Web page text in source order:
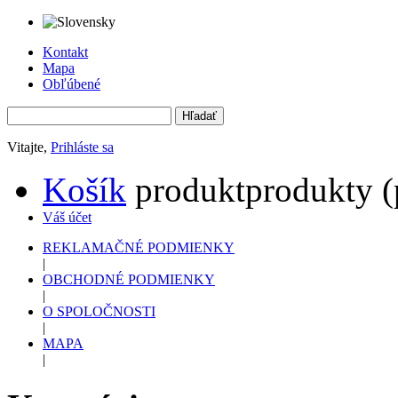
Kontakt
Mapa
Obľúbené
Vitajte, Prihláste sa
Košík produktprodukty
Váš účet
REKLAMAČNÉ PODMIENKY
|
OBCHODNÉ PODMIENKY
|
O SPOLOČNOSTI
|
MAPA
|